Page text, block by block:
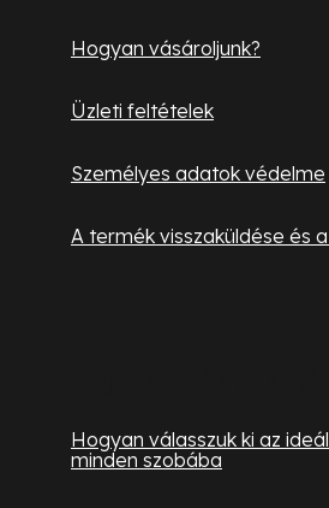
Hogyan vásároljunk?
Üzleti feltételek
Személyes adatok védelme
A termék visszaküldése és
Hogyan válasszuk ki az
minden szobába